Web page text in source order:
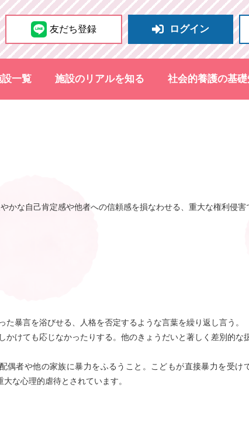
友だち登録 ログイン
一覧 施設のリアルを知る 社会的養護の基
かな自己肯定感や他者への信頼感を損なわせる、重大な権利侵害
暴言を浴びせる、人格を否定するような言葉を繰り返し言う。
けても応じなかったりする。他のきょうだいと著しく差別的な
偶者や他の家族に暴力をふるうこと。こどもが直接暴力を受け
な心理的虐待とされています。